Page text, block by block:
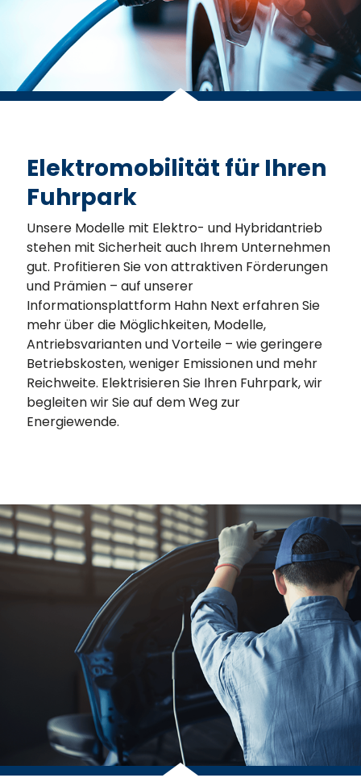
Elektromobilität für Ihren
Fuhrpark
Unsere Modelle mit Elektro- und Hybridantrieb
stehen mit Sicherheit auch Ihrem Unternehmen
gut. Profitieren Sie von attraktiven Förderungen
und Prämien – auf unserer
Informationsplattform Hahn Next erfahren Sie
mehr über die Möglichkeiten, Modelle,
Antriebsvarianten und Vorteile – wie geringere
Betriebskosten, weniger Emissionen und mehr
Reichweite. Elektrisieren Sie Ihren Fuhrpark, wir
begleiten wir Sie auf dem Weg zur
Energiewende.